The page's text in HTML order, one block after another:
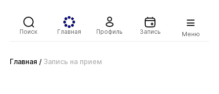
Поиск Главная Профиль Запись Меню
Главная / Запись на прием